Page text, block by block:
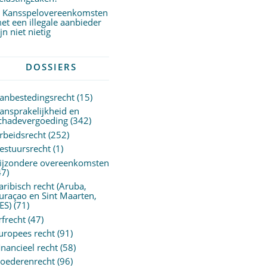
Kansspelovereenkomsten
een illegale aanbieder
niet nietig
DOSSIERS
(15)
en
(342)
(252)
(1)
overeenkomsten
recht (Aruba,
en Sint Maarten,
(71)
(47)
recht(91)
recht(58)
(96)